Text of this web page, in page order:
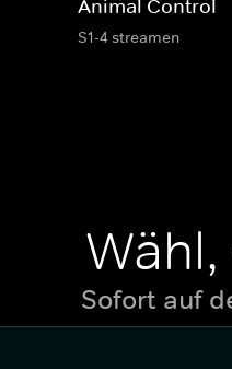
Animal Control
S1-4 streamen
Sofort auf